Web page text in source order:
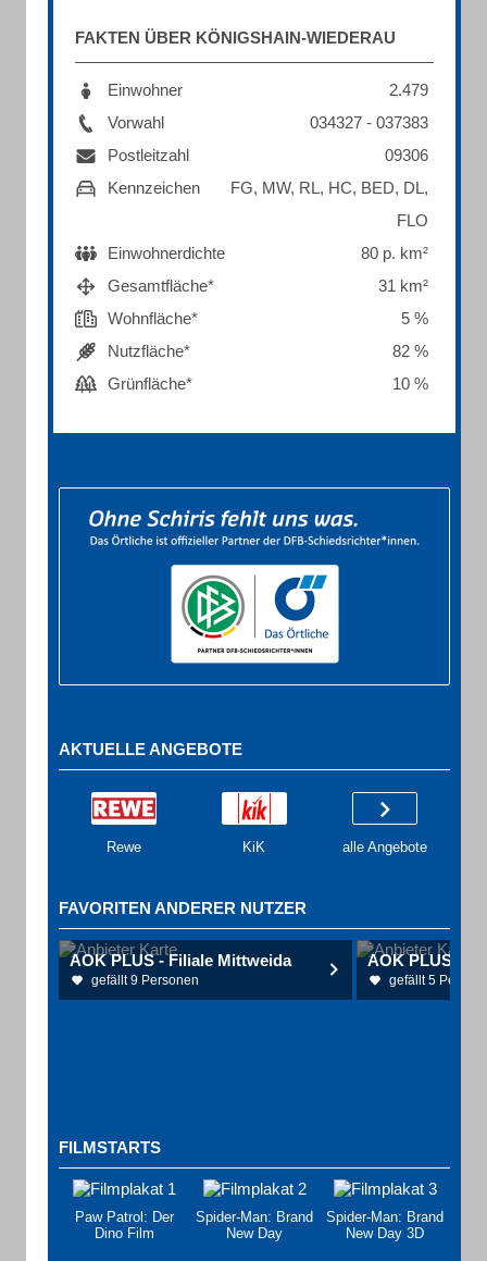
FAKTEN ÜBER KÖNIGSHAIN-WIEDERAU
Einwohner
2.479
Vorwahl
034327 - 037383
Postleitzahl
09306
Kennzeichen
FG, MW, RL, HC, BED, DL,
FLO
Einwohnerdichte
80 p. km²
Gesamtfläche*
31 km²
Wohnfläche*
5 %
Nutzfläche*
82 %
Grünfläche*
10 %
AKTUELLE ANGEBOTE
Rewe KiK alle Angebote
FAVORITEN ANDERER NUTZER
AOK PLUS - Filiale Mittweida
gefällt 9 Personen
AOK PLUS -
gefällt 5
FILMSTARTS
Paw Patrol: Der
Dino Film
Spider-Man: Brand
New Day
Spider-Man: Brand
New Day 3D